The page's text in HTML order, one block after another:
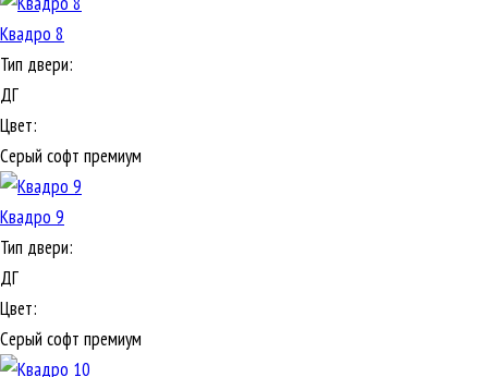
Квадро 8
Тип двери:
ДГ
Цвет:
Серый софт премиум
Квадро 9
Тип двери:
ДГ
Цвет:
Серый софт премиум